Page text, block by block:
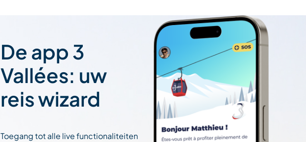
De app 3
Vallées: uw
reis wizard
Toegang tot alle live functionaliteiten